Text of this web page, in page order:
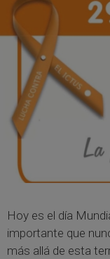
Hoy es el día
importante que
más allá de esta